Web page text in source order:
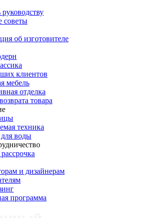
советы
об изготовителе
клиентов
мебель
отделка
товара
техника
воды
и дизайнерам
программа